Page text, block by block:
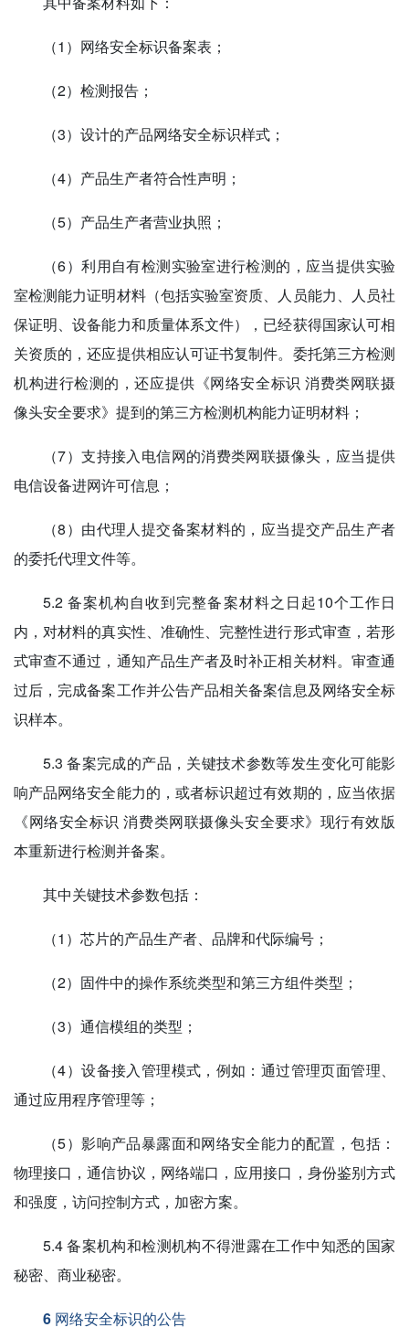
（1）网络安全标识备案表；
（2）检测报告；
（3）设计的产品网络安全标识样式；
（4）产品生产者符合性声明；
（5）产品生产者营业执照；
（6）利用自有检测实验室进行检测的，应当提供实验
室检测能力证明材料（包括实验室资质、人员能力、人员社
保证明、设备能力和质量体系文件），已经获得国家认可相
关资质的，还应提供相应认可证书复制件。委托第三方检测
机构进行检测的，还应提供《网络安全标识 消费类网联摄
像头安全要求》提到的第三方检测机构能力证明材料；
（7）支持接入电信网的消费类网联摄像头，应当提供
电信设备进网许可信息；
（8）由代理人提交备案材料的，应当提交产品生产者
的委托代理文件等。
5.2 备案机构自收到完整备案材料之日起10个工作日
内，对材料的真实性、准确性、完整性进行形式审查，若形
式审查不通过，通知产品生产者及时补正相关材料。审查通
过后，完成备案工作并公告产品相关备案信息及网络安全标
识样本。
5.3 备案完成的产品，关键技术参数等发生变化可能影
响产品网络安全能力的，或者标识超过有效期的，应当依据
《网络安全标识 消费类网联摄像头安全要求》现行有效版
本重新进行检测并备案。
其中关键技术参数包括：
（1）芯片的产品生产者、品牌和代际编号；
（2）固件中的操作系统类型和第三方组件类型；
（3）通信模组的类型；
（4）设备接入管理模式，例如：通过管理页面管理、
通过应用程序管理等；
（5）影响产品暴露面和网络安全能力的配置，包括：
物理接口，通信协议，网络端口，应用接口，身份鉴别方式
和强度，访问控制方式，加密方案。
5.4 备案机构和检测机构不得泄露在工作中知悉的国家
秘密、商业秘密。
6 网络安全标识的公告